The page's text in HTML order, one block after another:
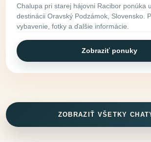
Chalupa pri starej hájovni Racibor ponúka
destinácii Oravský Podzámok, Slovensko.
vybavenie, fotky a ďalšie informácie.
Zobraziť ponuky
ZOBRAZIŤ VŠETKY